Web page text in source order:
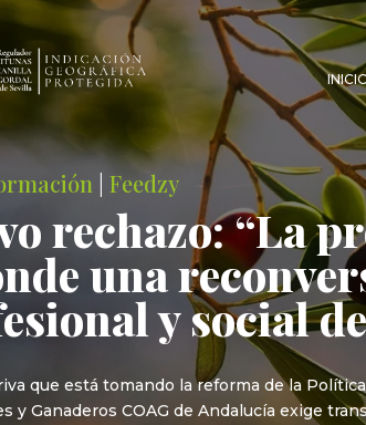
|Feedzy
rechazo: “La
una
y social
que está tomando la reforma de la
y Ganaderos COAG de Andalucía exige